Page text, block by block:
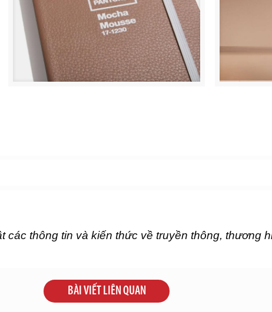
các thông tin và kiến thức về truyền thông, thương
BÀI VIẾT LIÊN QUAN